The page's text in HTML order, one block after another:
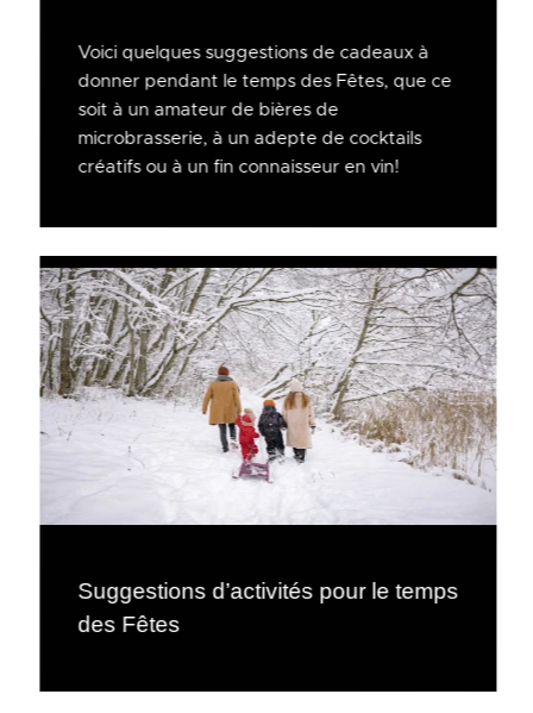
Voici quelques suggestions de cadeaux à
donner pendant le temps des Fêtes, que ce
soit à un amateur de bières de
microbrasserie, à un adepte de cocktails
créatifs ou à un fin connaisseur en vin!
Suggestions d’activités pour le temps
des Fêtes